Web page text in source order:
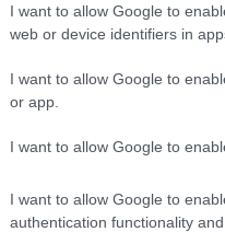
I want to allow Google to
web or device identifiers in
I want to allow Google to
or app.
I want to allow Google to
I want to allow Google to
authentication functionality